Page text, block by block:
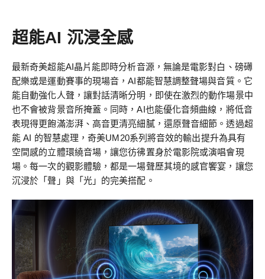
超能AI 沉浸全感
最新奇美超能AI晶片能即時分析音源，無論是電影對白、磅礡
配樂或是運動賽事的現場音，AI都能智慧調整聲場與音質。它
能自動強化人聲，讓對話清晰分明，即使在激烈的動作場景中
也不會被背景音所掩蓋。同時，AI也能優化音頻曲線，將低音
表現得更飽滿澎湃、高音更清亮細膩，還原聲音細節。透過超
能 AI 的智慧處理，奇美UM20系列將音效的輸出提升為具有
空間感的立體環繞音場，讓您彷彿置身於電影院或演唱會現
場。每一次的觀影體驗，都是一場聲歷其境的感官饗宴，讓您
沉浸於「聲」與「光」的完美搭配。